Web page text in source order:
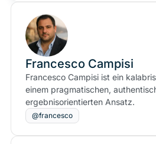
Francesco Campisi
Francesco Campisi ist ein
einem pragmatischen,
ergebnisorientierten Ansatz.
@francesco